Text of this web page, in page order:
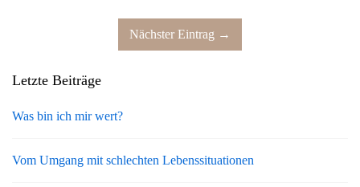
Nächster Eintrag →
Letzte Beiträge
Was bin ich mir wert?
Vom Umgang mit schlechten Lebenssituationen